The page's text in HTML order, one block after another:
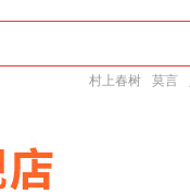
村上春树 莫言